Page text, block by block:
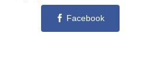
Facebook